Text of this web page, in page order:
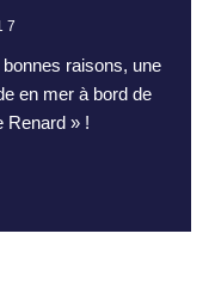
raisons, une
en mer à bord de
Renard » !